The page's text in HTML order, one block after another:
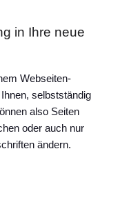
in Ihre neue
Webseiten-
selbstständig
also Seiten
oder auch nur
ändern.